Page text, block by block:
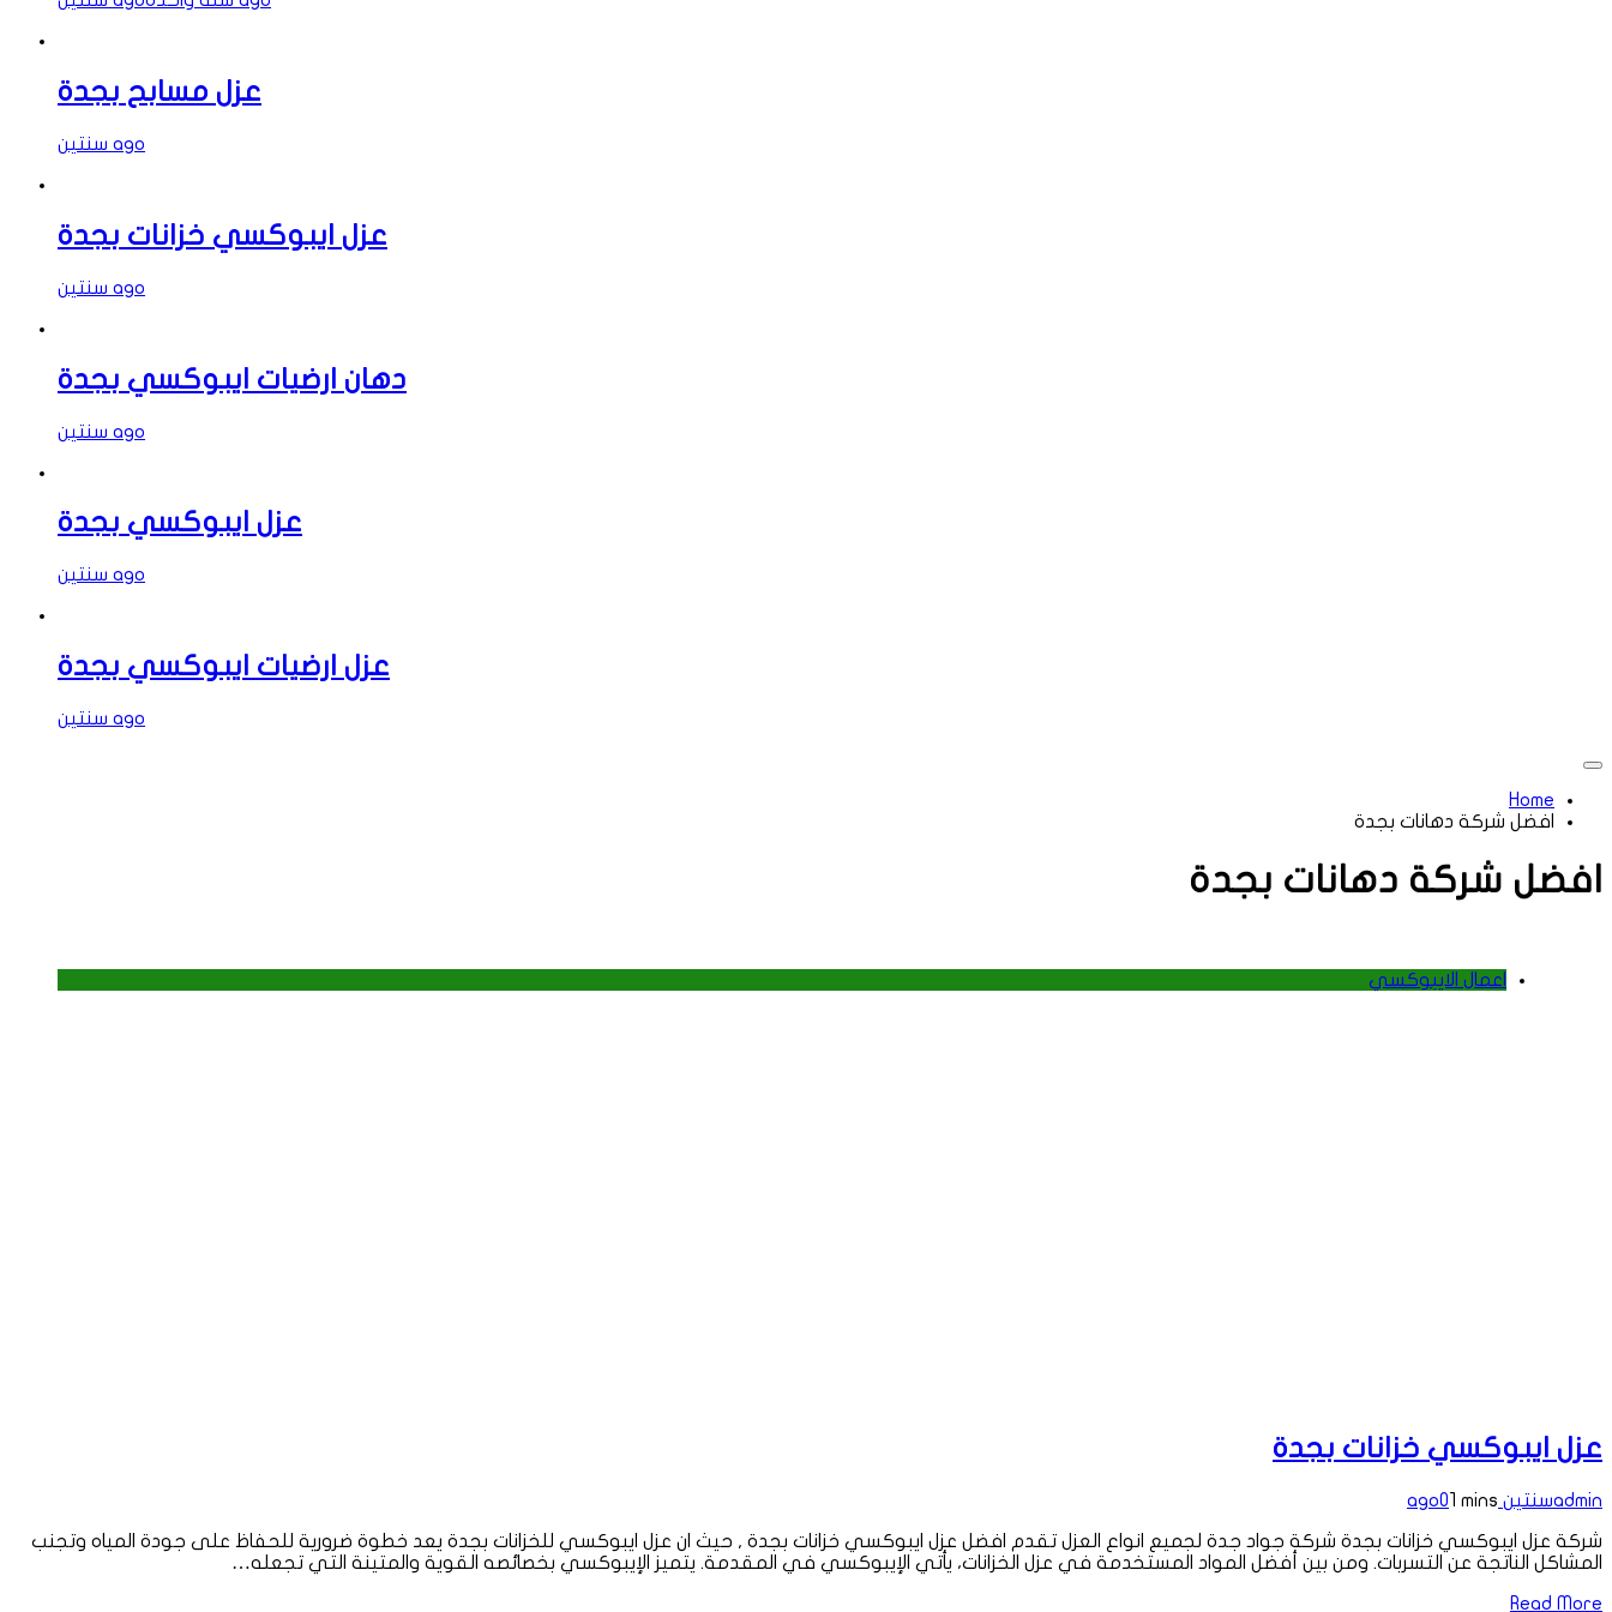
عزل مسابح بجدة
سنتين ago
عزل ايبوكسي خزانات بجدة
سنتين ago
دهان ارضيات ايبوكسي بجدة
سنتين ago
عزل ايبوكسي بجدة
سنتين ago
عزل ارضيات ايبوكسي بجدة
سنتين ago
Home
افضل شركة دهانات بجدة
افضل شركة دهانات بجدة
اعمال الايبوكسي
عزل ايبوكسي خزانات بجدة
adminسنتين ago 01 mins
شركة عزل ايبوكسي خزانات بجدة شركة جواد جدة لجميع انواع العزل تقدم افضل عزل ايبوكسي خزانات بجدة , حيث ان عزل ايبوكسي للخزانات بجدة يعد خطوة ضرورية للحفاظ على جودة المياه وتجنب
المشاكل الناتجة عن التسربات. ومن بين أفضل المواد المستخدمة في عزل الخزانات، يأتي الإيبوكسي في المقدمة. يتميز الإيبوكسي بخصائصه القوية والمتينة التي تجعله…
Read More